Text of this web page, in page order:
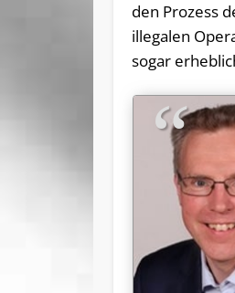
den Prozess
illegalen
sogar